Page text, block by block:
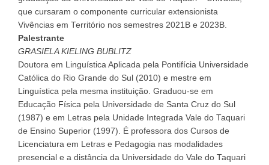
que cursaram o componente curricular extensionista
Vivências em Território nos semestres 2021B e 2023B.
Palestrante
GRASIELA KIELING BUBLITZ
Doutora em Linguística Aplicada pela Pontifícia Universidade
Católica do Rio Grande do Sul (2010) e mestre em
Linguística pela mesma instituição. Graduou-se em
Educação Física pela Universidade de Santa Cruz do Sul
(1987) e em Letras pela Unidade Integrada Vale do Taquari
de Ensino Superior (1997). É professora dos Cursos de
Licenciatura em Letras e Pedagogia nas modalidades
presencial e a distância da Universidade do Vale do Taquari